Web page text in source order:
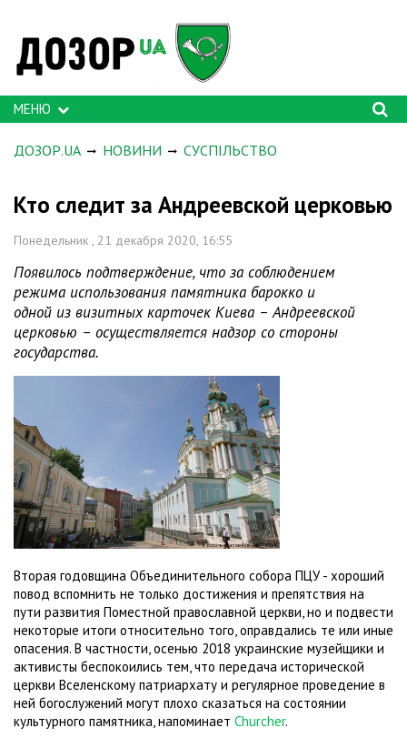
МЕНЮ
ДОЗОР.UA НОВИНИ СУСПІЛЬСТВО
Кто следит за Андреевской церковью
Понедельник , 21 декабря 2020, 16:55
Появилось подтверждение, что за соблюдением
режима использования памятника барокко и
одной из визитных карточек Киева – Андреевской
церковью – осуществляется надзор со стороны
государства.
Вторая годовщина Объединительного собора ПЦУ - хороший
повод вспомнить не только достижения и препятствия на
пути развития Поместной православной церкви, но и подвести
некоторые итоги относительно того, оправдались те или иные
опасения. В частности, осенью 2018 украинские музейщики и
активисты беспокоились тем, что передача исторической
церкви Вселенскому патриархату и регулярное проведение в
ней богослужений могут плохо сказаться на состоянии
культурного памятника, напоминает Churcher.